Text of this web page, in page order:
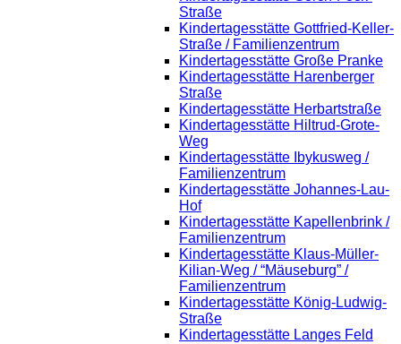
Straße
Kindertagesstätte Gottfried-Keller-
Straße / Familienzentrum
Kindertagesstätte Große Pranke
Kindertagesstätte Harenberger
Straße
Kindertagesstätte Herbartstraße
Kindertagesstätte Hiltrud-Grote-
Weg
Kindertagesstätte Ibykusweg /
Familienzentrum
Kindertagesstätte Johannes-Lau-
Hof
Kindertagesstätte Kapellenbrink /
Familienzentrum
Kindertagesstätte Klaus-Müller-
Kilian-Weg / “Mäuseburg” /
Familienzentrum
Kindertagesstätte König-Ludwig-
Straße
Kindertagesstätte Langes Feld